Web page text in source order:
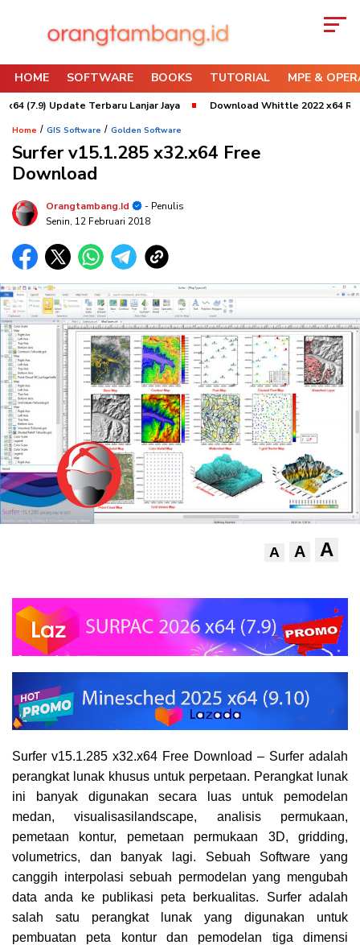
HOME SOFTWARE BOOKS TUTORIAL MPE &
Update Terbaru Lanjar Jaya Download Whittle 2022 x64 Refresh
Home / GIS Software / Golden Software
Surfer v15.1.285 x32.x64 Free
Download
Orangtambang.id
- Penulis
Senin, 12 Februari 2018
A A A
Surfer v15.1.285 x32.x64 Free Download – Surfer adalah
perangkat lunak khusus untuk perpetaan. Perangkat lunak
ini banyak digunakan secara luas untuk pemodelan
medan, visualisasilandscape, analisis permukaan,
pemetaan kontur, pemetaan permukaan 3D, gridding,
volumetrics, dan banyak lagi. Sebuah Software yang
canggih interpolasi sebuah permodelan yang mengubah
data anda ke publikasi peta berkualitas. Surfer adalah
salah satu perangkat lunak yang digunakan untuk
pembuatan peta kontur dan pemodelan tiga dimensi